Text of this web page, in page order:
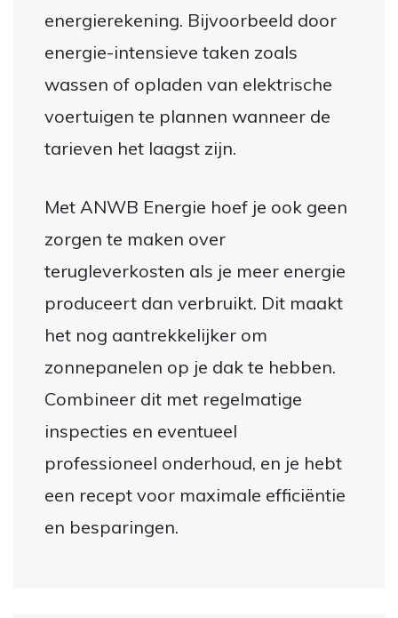
energierekening. Bijvoorbeeld door
energie-intensieve taken zoals
wassen of opladen van elektrische
voertuigen te plannen wanneer de
tarieven het laagst zijn.
Met ANWB Energie hoef je ook geen
zorgen te maken over
terugleverkosten als je meer energie
produceert dan verbruikt. Dit maakt
het nog aantrekkelijker om
zonnepanelen op je dak te hebben.
Combineer dit met regelmatige
inspecties en eventueel
professioneel onderhoud, en je hebt
een recept voor maximale efficiëntie
en besparingen.